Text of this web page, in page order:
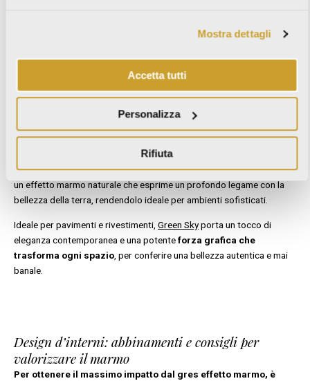
Mostra dettagli
Accetta tutti
Personalizza
Rifiuta
facilmente in qualsiasi tipo di spazio, portando un tocco di classe
GREEN SKY: marmo verde, sofisticato e intenso
Green Sky, altro prodotto presentato al Cersaie, è una serie in
gres effetto marmo dai toni intensi che vanno dal verde al
verde acqua, con venature che sfumano in tonalità terra. Si tratta di
un effetto marmo naturale che esprime un profondo legame con la
bellezza della terra, rendendolo ideale per ambienti sofisticati.
Ideale per pavimenti e rivestimenti, Green Skyporta un tocco di
eleganza contemporanea e una potenteforza grafica che
trasforma ogni spazio , per conferire una bellezza autentica e mai
banale.
Design d’interni: abbinamenti e consigli per
valorizzare il marmo
Per ottenere il massimo impatto dal gres effetto marmo, è